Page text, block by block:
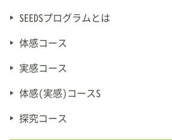
SEEDSプログラムとは
体感コース
実感コース
体感(実感)コースS
探究コース